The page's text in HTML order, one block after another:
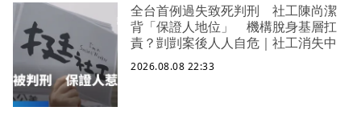
全台首例過失致死判刑 社工陳尚潔
背「保證人地位」 機構脫身基層扛
責？剴剴案後人人自危｜社工消失中
2026.08.08 22:33